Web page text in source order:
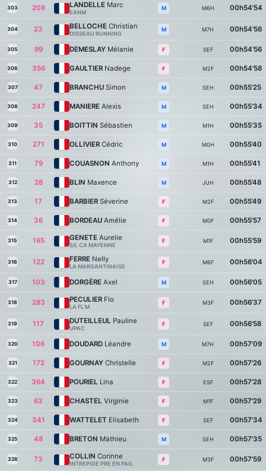
303 208 LANDELLE Marc
EANM
M M6H 00h54'54
304 23 BELLOCHE Christian
OISSEAU RUNNING
M M7H 00h54'56
305 99 DEMESLAY Mélanie F SEF 00h54'56
306 356 GAULTIER Nadege F M2F 00h54'58
307 47 BRANCHU Simon M SEH 00h55'25
308 247 MANIERE Alexis M SEH 00h55'34
309 35 BOITTIN Sébastien M M1H 00h55'35
310 271 OLLIVIER Cédric M M0H 00h55'40
311 79 COUASNON Anthony M M1H 00h55'41
312 28 BLIN Maxence M JUH 00h55'48
313 17 BARBIER Séverine F M2F 00h55'49
314 36 BORDEAU Amélie F M0F 00h55'57
315 165 GENETE Aurelie
S/L CA MAYENNE
F M1F 00h55'59
316 122 FERRE Nelly
LA MARGANTINAISE
F M6F 00h56'04
317 103 DORGÈRE Axel M SEH 00h56'05
318 283 PECULIER Flo
LA FL’M
F M3F 00h56'37
319 117 DUTEILLEUL Pauline
UPAC
F SEF 00h56'58
320 106 DOUDARD Léandre M M7H 00h57'09
321 172 GOURNAY Christelle F M2F 00h57'26
322 364 POURIEL Lina F ESF 00h57'28
323 63 CHASTEL Virginie F M1F 00h57'29
324 341 WATTELET Elisabeth F SEF 00h57'34
325 48 BRETON Mathieu M SEH 00h57'35
326 73 COLLIN Corinne
INTREPIDE PRE EN PAIL
F M3F 00h57'59